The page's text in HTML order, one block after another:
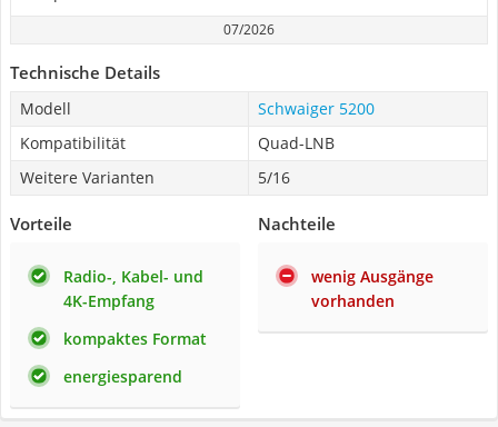
07/2026
Technische Details
Modell
Schwaiger 5200
Kompatibilität
Quad-LNB
Weitere Varianten
5/16
Vorteile
Radio-, Kabel- und
4K-Empfang
kompaktes Format
energiesparend
Nachteile
wenig Ausgänge
vorhanden